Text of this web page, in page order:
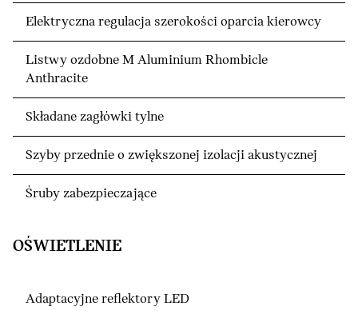
Elektryczna regulacja szerokości oparcia kierowcy
Listwy ozdobne M Aluminium Rhombicle
Anthracite
Składane zagłówki tylne
Szyby przednie o zwiększonej izolacji akustycznej
Śruby zabezpieczające
OŚWIETLENIE
Adaptacyjne reflektory LED